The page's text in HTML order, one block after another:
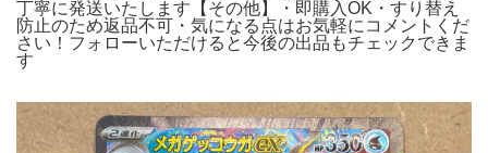
丁寧に発送いたします【その他】・即購入OK・すり替え
防止のため返品不可・気になる点はお気軽にコメントくだ
さい！フォローいただけると今後の出品もチェックできま
す